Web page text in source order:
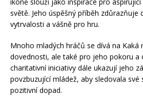
světě. Jeho úspěšný příběh zdůrazňuje
vytrvalosti a vášně pro hru.
Mnoho mladých hráčů se dívá na Kaká
dovednosti, ale také pro jeho pokoru a
charitativní iniciativy dále ukazují jeho
povzbuzující mládež, aby sledovala své
pozitivní dopad.